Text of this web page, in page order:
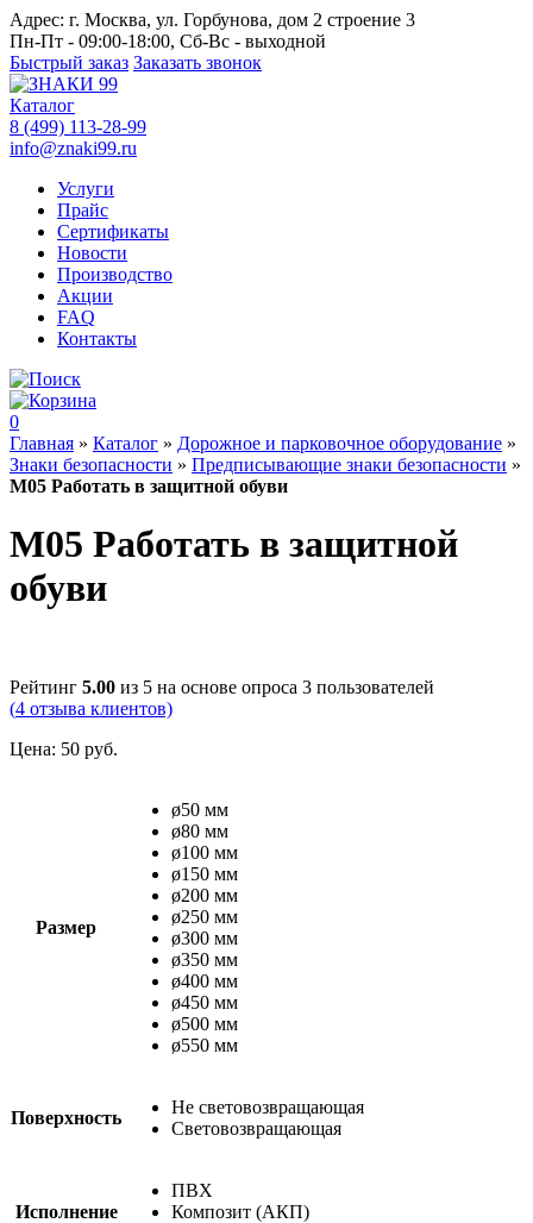
Адрес: г. Москва, ул. Горбунова, дом 2 строение 3
Пн-Пт - 09:00-18:00, Сб-Вс - выходной
Быстрый заказ Заказать звонок
Каталог
8 (499) 113-28-99
info@znaki99.ru
Услуги
Прайс
Сертификаты
Новости
Производство
Акции
FAQ
Контакты
0
Главная » Каталог » Дорожное и парковочное оборудование »
Знаки безопасности » Предписывающие знаки безопасности »
М05 Работать в защитной обуви
М05 Работать в защитной
обуви
Рейтинг 5.00 из 5 на основе опроса 3 пользователей
(4 отзыва клиентов)
Цена: 50 руб.
Размер
ø50 мм
ø80 мм
ø100 мм
ø150 мм
ø200 мм
ø250 мм
ø300 мм
ø350 мм
ø400 мм
ø450 мм
ø500 мм
ø550 мм
Поверхность
Не световозвращающая
Cветовозвращающая
Исполнение
ПВХ
Композит (АКП)